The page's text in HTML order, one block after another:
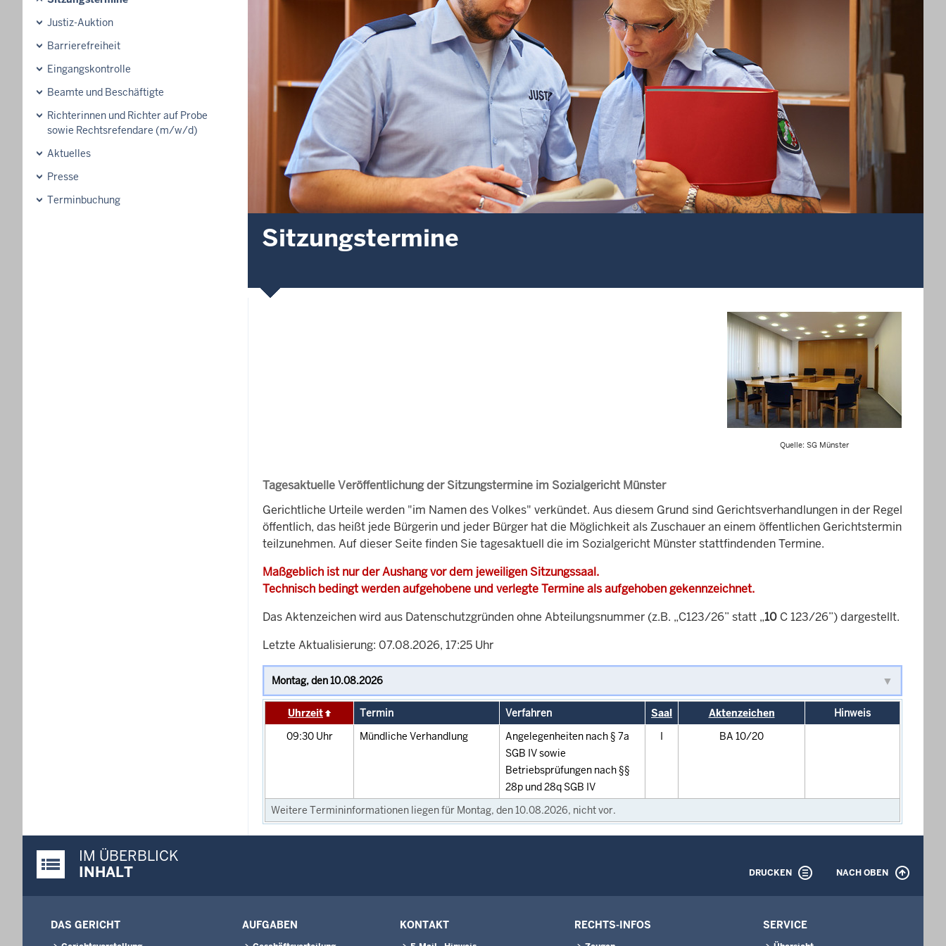
Justiz-Auktion
Barrierefreiheit
Eingangskontrolle
Beamte und Beschäftigte
Richterinnen und Richter auf Probe
sowie Rechtsrefendare (m/w/d)
Aktuelles
Presse
Terminbuchung
Sitzungstermine
Quelle: SG Münster
Tagesaktuelle Veröffentlichung der Sitzungstermine im Sozialgericht Münster
Gerichtliche Urteile werden "im Namen des Volkes" verkündet. Aus diesem Grund sind Gerichtsverhandlungen in der Regel
öffentlich, das heißt jede Bürgerin und jeder Bürger hat die Möglichkeit als Zuschauer an einem öffentlichen Gerichtstermin
teilzunehmen. Auf dieser Seite finden Sie tagesaktuell die im Sozialgericht Münster stattfindenden Termine.
Maßgeblich ist nur der Aushang vor dem jeweiligen Sitzungssaal.
Technisch bedingt werden aufgehobene und verlegte Termine als aufgehoben gekennzeichnet.
Das Aktenzeichen wird aus Datenschutzgründen ohne Abteilungsnummer (z.B. „C123/26” statt „10 C 123/26”) dargestellt.
Letzte Aktualisierung: 07.08.2026, 17:25 Uhr
Uhrzeit Termin Verfahren Saal Aktenzeichen
Hinweis
09:30 Uhr Mündliche Verhandlung
Angelegenheiten nach § 7a
SGB IV sowie
Betriebsprüfungen nach §§
28p und 28q SGB IV
I BA 10/20
Weitere Termininformationen liegen für Montag, den 10.08.2026, nicht vor.
Justiz-Portal im Überblick:
IM ÜBERBLICK
INHALT
DRUCKEN NACH OBEN
DAS GERICHT AUFGABEN KONTAKT RECHTS-INFOS SERVICE